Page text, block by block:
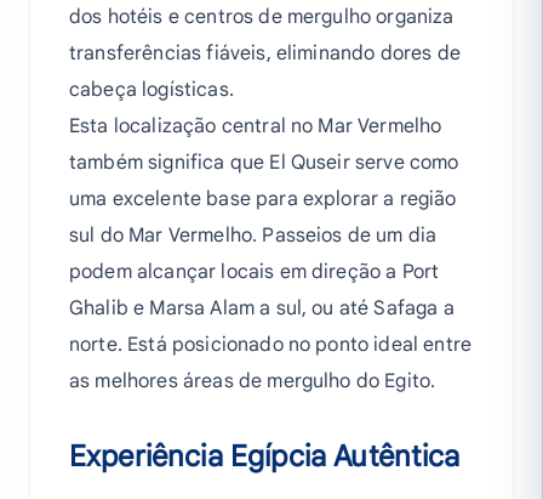
dos hotéis e centros de mergulho organiza
transferências fiáveis, eliminando dores de
cabeça logísticas.
Esta localização central no Mar Vermelho
também significa que El Quseir serve como
uma excelente base para explorar a região
sul do Mar Vermelho. Passeios de um dia
podem alcançar locais em direção a Port
Ghalib e Marsa Alam a sul, ou até Safaga a
norte. Está posicionado no ponto ideal entre
as melhores áreas de mergulho do Egito.
Experiência Egípcia Autêntica